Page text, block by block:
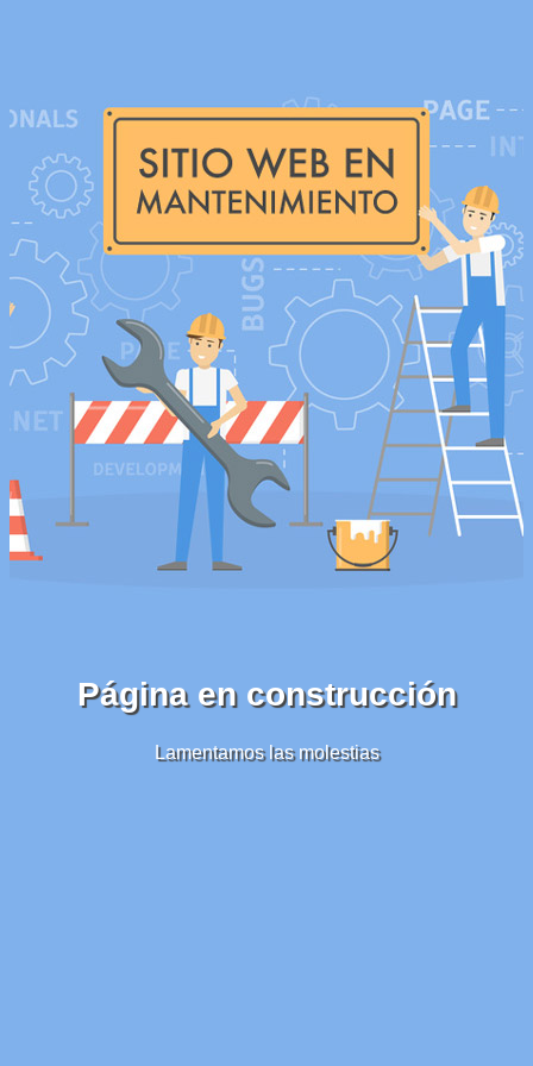
Página en construcción
Lamentamos las molestias